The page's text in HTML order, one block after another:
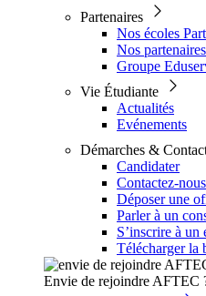
Partenaires
Nos écoles
Nos
Groupe
Vie Étudiante
Actualités
Evénements
Démarches &
Candidater
Contactez-nous
Déposer une
Parler à un
S’inscrire à un
Télécharger la
Envie de rejoindre AFTEC